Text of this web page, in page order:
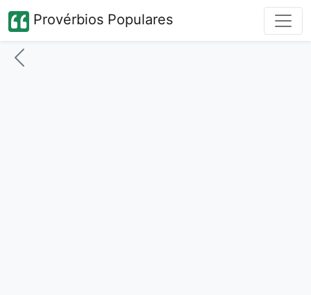
Provérbios Populares